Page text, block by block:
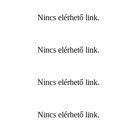
Nincs elérhető link.
Nincs elérhető link.
Nincs elérhető link.
Nincs elérhető link.